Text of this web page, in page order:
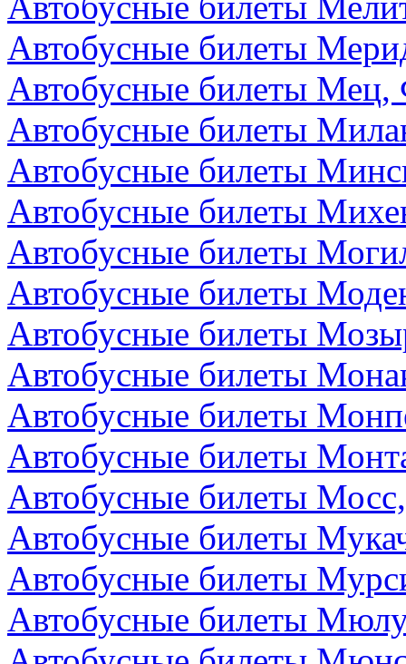
Автобусные билеты
Автобусные билеты Мец,
Автобусные билеты
Автобусные билеты
Автобусные билеты
Автобусные билеты
Автобусные билеты
Автобусные билеты
Автобусные билеты
Автобусные билеты
Автобусные билеты
Автобусные билеты
Автобусные билеты
Автобусные билеты
Автобусные билеты